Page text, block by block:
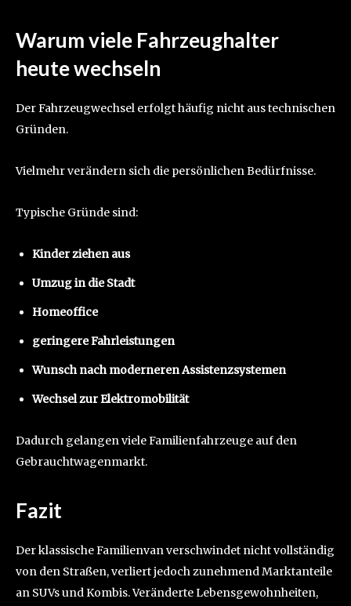
Warum viele Fahrzeughalter
heute wechseln
Der Fahrzeugwechsel erfolgt häufig nicht aus technischen
Gründen.
Vielmehr verändern sich die persönlichen Bedürfnisse.
Typische Gründe sind:
Kinder ziehen aus
Umzug in die Stadt
Homeoffice
geringere Fahrleistungen
Wunsch nach moderneren Assistenzsystemen
Wechsel zur Elektromobilität
Dadurch gelangen viele Familienfahrzeuge auf den
Gebrauchtwagenmarkt.
Fazit
Der klassische Familienvan verschwindet nicht vollständig
von den Straßen, verliert jedoch zunehmend Marktanteile
an SUVs und Kombis. Veränderte Lebensgewohnheiten,